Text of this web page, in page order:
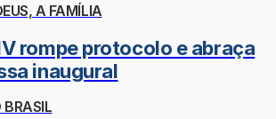
A FAMÍLIA
rompe protocolo e abraça
inaugural